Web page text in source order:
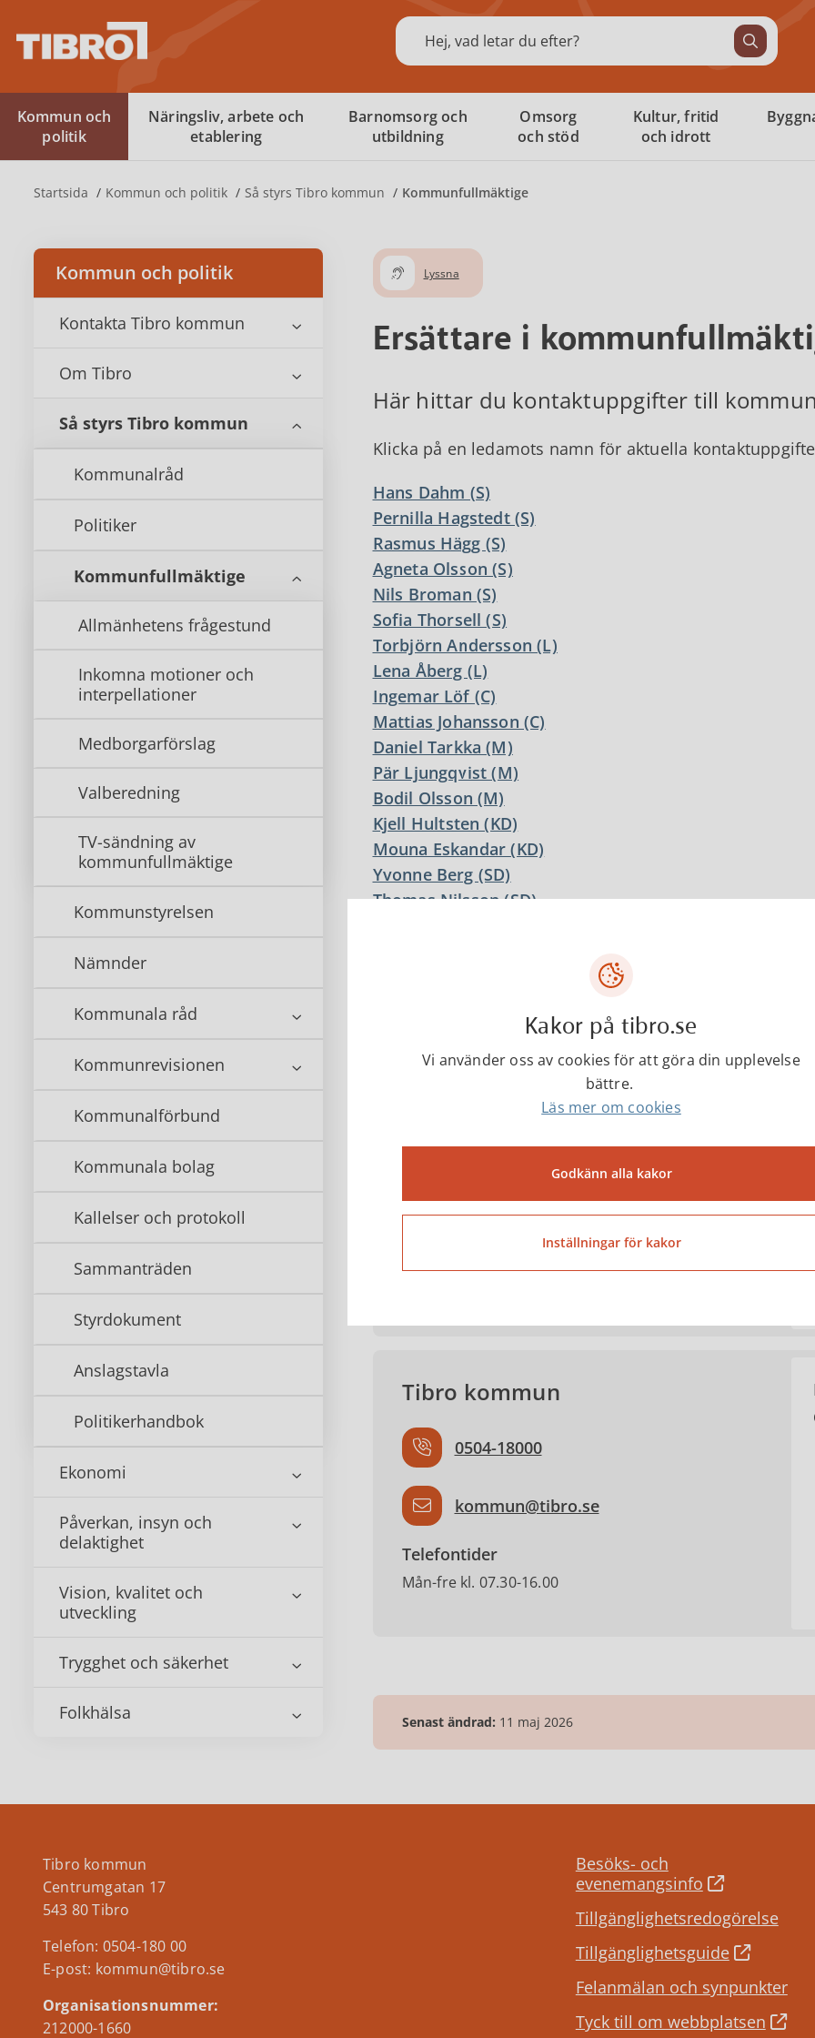
Sök
Kommun och
politik
Näringsliv, arbete och
etablering
Barnomsorg och
utbildning
Omsorg
och stöd
Kultur, fritid
och idrott
Startsida Kommun och politik Så styrs Tibro kommun Kommunfullmäktige
Kommun och politik
Kontakta Tibro kommun
Om Tibro
Så styrs Tibro kommun
Kommunalråd
Politiker
Kommunfullmäktige
Allmänhetens frågestund
Inkomna motioner och
interpellationer
Medborgarförslag
Valberedning
TV-sändning av
kommunfullmäktige
Kommunstyrelsen
Nämnder
Kommunala råd
Kommunrevisionen
Kommunalförbund
Kommunala bolag
Kallelser och protokoll
Sammanträden
Styrdokument
Anslagstavla
Politikerhandbok
Ekonomi
Påverkan, insyn och
delaktighet
Vision, kvalitet och
utveckling
Trygghet och säkerhet
Folkhälsa
Lyssna
Ersättare i
Här hittar du kontaktuppgifter till
Klicka på en ledamots namn för aktuella
Hans Dahm (S)
Pernilla Hagstedt (S)
Rasmus Hägg (S)
Agneta Olsson (S)
Nils Broman (S)
Sofia Thorsell (S)
Torbjörn Andersson (L)
Lena Åberg (L)
Ingemar Löf (C)
Mattias Johansson (C)
Daniel Tarkka (M)
Pär Ljungqvist (M)
Bodil Olsson (M)
Kjell Hultsten (KD)
Mouna Eskandar (KD)
Yvonne Berg (SD)
Thomas Nilsson (SD)
Ledamöter
Kontakter
Josefin Karlsson
Tibro kommun
0504-18000
kommun@tibro.se
Telefontider
Mån-fre kl. 07.30-16.00
Senast ändrad: 11 maj 2026
Tibro kommun
Centrumgatan 17
543 80 Tibro
Telefon: 0504-180 00
E-post: kommun@tibro.se
Organisationsnummer:
212000-1660
Besöks- och
evenemangsinfo
Tillgänglighetsredogörelse
Tillgänglighetsguide
Felanmälan och synpunkter
Tyck till om webbplatsen
Kakor på tibro.se
Vi använder oss av cookies för att göra din upplevelse
bättre.
Läs mer om cookies
Godkänn alla kakor
Inställningar för kakor